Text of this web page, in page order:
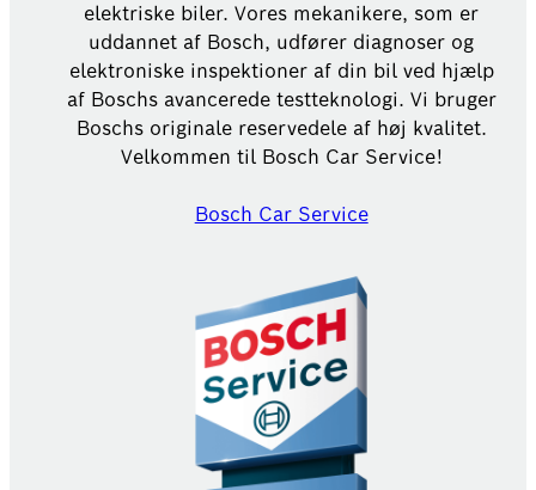
elektriske biler. Vores mekanikere, som er
uddannet af Bosch, udfører diagnoser og
elektroniske inspektioner af din bil ved hjælp
af Boschs avancerede testteknologi. Vi bruger
Boschs originale reservedele af høj kvalitet.
Velkommen til Bosch Car Service!
Bosch Car Service